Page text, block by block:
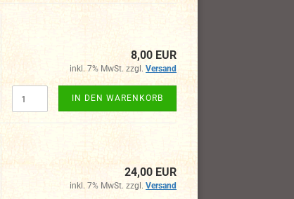
8,00 EUR
inkl. 7% MwSt. zzgl. Versand
IN DEN WARENKORB
24,00 EUR
inkl. 7% MwSt. zzgl. Versand